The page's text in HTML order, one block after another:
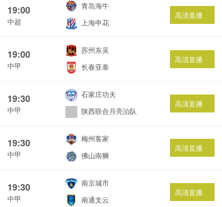
19:00
中超
青岛海牛
上海申花
高清直播
19:00
中甲
苏州东吴
长春亚泰
高清直播
19:30
中甲
石家庄功夫
陕西联合月亮泊队
高清直播
19:30
中甲
梅州客家
佛山南狮
高清直播
19:30
中甲
南京城市
南通支云
高清直播